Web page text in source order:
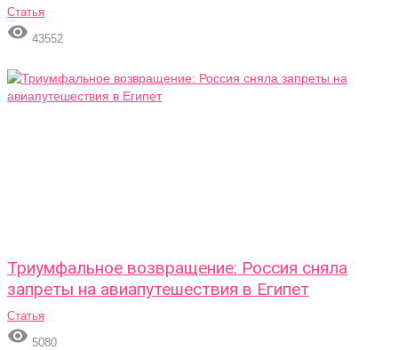
Статья
 43552
Триумфальное возвращение: Россия сняла
запреты на авиапутешествия в Египет
Статья
 5080